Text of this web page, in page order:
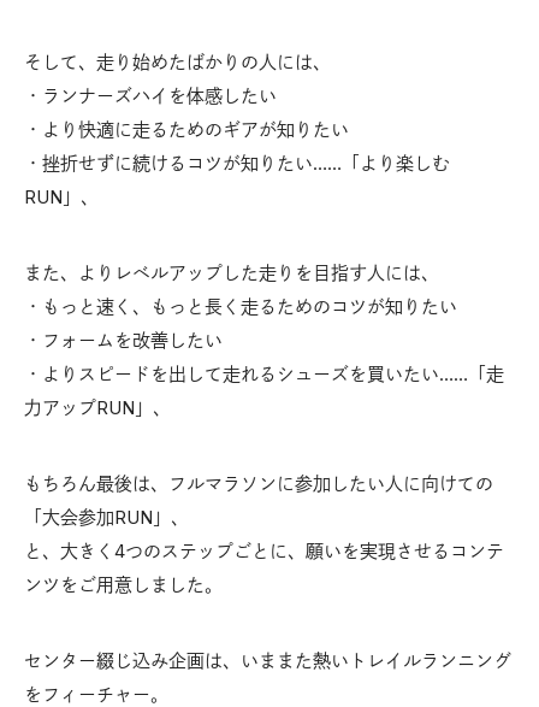
そして、走り始めたばかりの人には、
・ランナーズハイを体感したい
・より快適に走るためのギアが知りたい
・挫折せずに続けるコツが知りたい……「より楽しむ
RUN」、
また、よりレベルアップした走りを目指す人には、
・もっと速く、もっと長く走るためのコツが知りたい
・フォームを改善したい
・よりスピードを出して走れるシューズを買いたい……「走
力アップRUN」、
もちろん最後は、フルマラソンに参加したい人に向けての
「大会参加RUN」、
と、大きく4つのステップごとに、願いを実現させるコンテ
ンツをご用意しました。
センター綴じ込み企画は、いままた熱いトレイルランニング
をフィーチャー。